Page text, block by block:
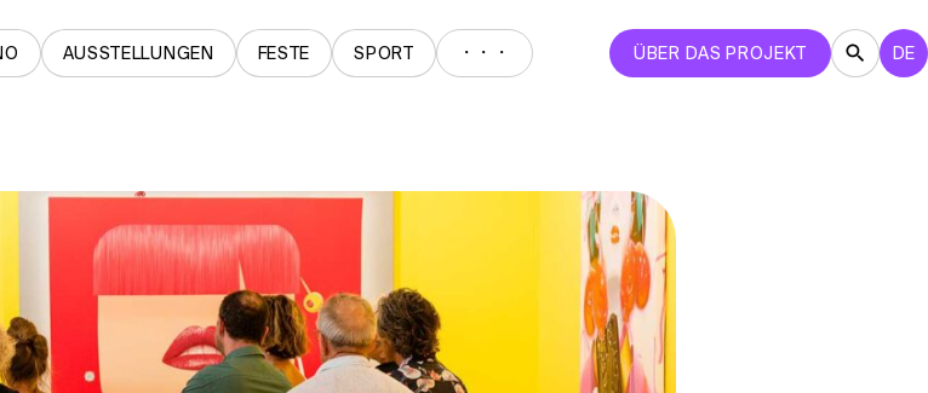
AUSSTELLUNGEN FESTE SPORT ・・・ ÜBER DAS PROJEKT DE